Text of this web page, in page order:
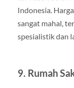
Indonesia.
sangat mahal,
spesialistik dan
9. Rumah